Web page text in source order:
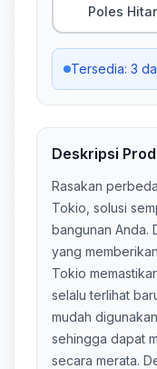
Poles
Tersedia: 3
Deskripsi
Rasakan
Tokio, solusi
bangunan Anda.
yang
Tokio
selalu terlihat
mudah
sehingga dapat
secara merata.